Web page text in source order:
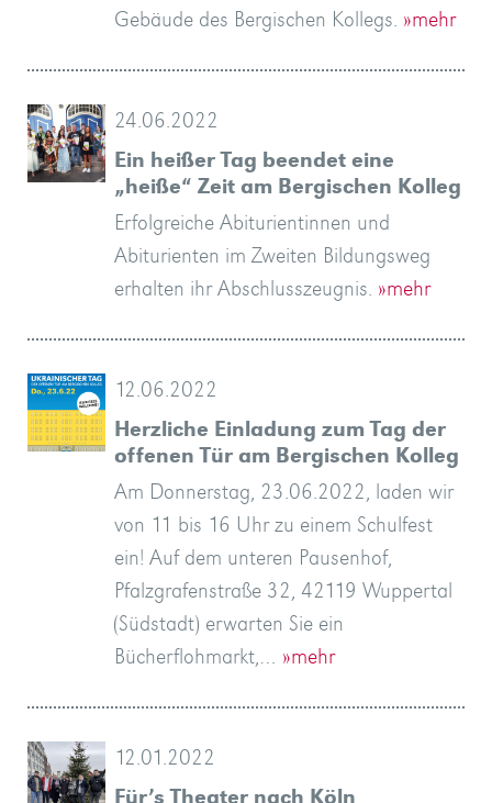
Gebäude des Bergischen Kollegs. »mehr
24.06.2022
Ein heißer Tag beendet eine
„heiße“ Zeit am Bergischen Kolleg
Erfolgreiche Abiturientinnen und
Abiturienten im Zweiten Bildungsweg
erhalten ihr Abschlusszeugnis. »mehr
12.06.2022
Herzliche Einladung zum Tag der
offenen Tür am Bergischen Kolleg
Am Donnerstag, 23.06.2022, laden wir
von 11 bis 16 Uhr zu einem Schulfest
ein! Auf dem unteren Pausenhof,
Pfalzgrafenstraße 32, 42119 Wuppertal
(Südstadt) erwarten Sie ein
Bücherflohmarkt,… »mehr
12.01.2022